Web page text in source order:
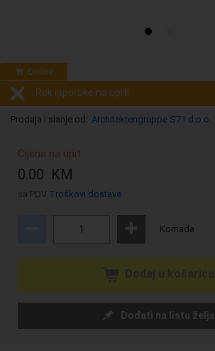
Online
Rok isporuke na upit!
Prodaja i slanje od: Architektengruppe S71 d.o.o.
Cijena na upit
0.00 KM
sa PDV Troškovi dostave
Komada
Dodati na listu želja